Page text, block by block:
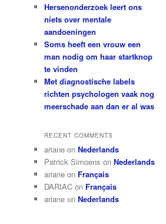
Hersenonderzoek leert ons
niets over mentale
aandoeningen
Soms heeft een vrouw een
man nodig om haar startknop
te vinden
Met diagnostische labels
richten psychologen vaak nog
meerschade aan dan er al was
RECENT COMMENTS
ariane on Nederlands
Patrick Simoens on Nederlands
ariane on Français
DARIAC on Français
ariane on Nederlands